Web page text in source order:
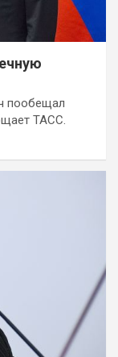
пообещал
ТАСС.